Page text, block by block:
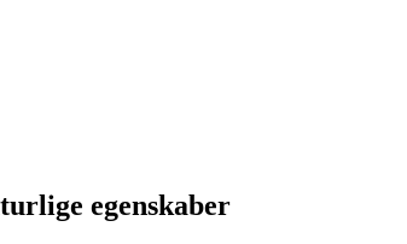
egenskaber